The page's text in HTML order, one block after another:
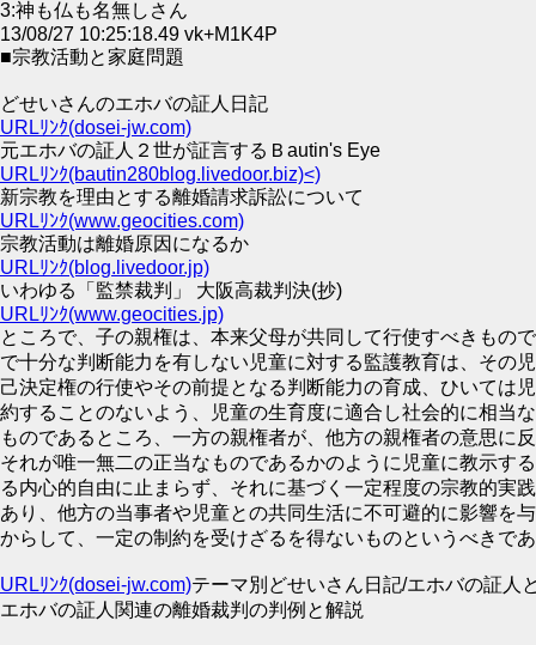
3:神も仏も名無しさん
13/08/27 10:25:18.49 vk+M1K4P
■宗教活動と家庭問題
どせいさんのエホバの証人日記
URLﾘﾝｸ(dosei-jw.com)
元エホバの証人２世が証言するＢautin's Eye
URLﾘﾝｸ(bautin280blog.livedoor.biz)<)
新宗教を理由とする離婚請求訴訟について
URLﾘﾝｸ(www.geocities.com)
宗教活動は離婚原因になるか
URLﾘﾝｸ(blog.livedoor.jp)
いわゆる「監禁裁判」 大阪高裁判決(抄)
URLﾘﾝｸ(www.geocities.jp)
ところで、子の親権は、本来父母が共同して行使すべきもの
で十分な判断能力を有しない児童に対する監護教育は、その
己決定権の行使やその前提となる判断能力の育成、ひいては
約することのないよう、児童の生育度に適合し社会的に相当
ものであるところ、一方の親権者が、他方の親権者の意思に
それが唯一無二の正当なものであるかのように児童に教示す
る内心的自由に止まらず、それに基づく一定程度の宗教的実
あり、他方の当事者や児童との共同生活に不可避的に影響を
からして、一定の制約を受けざるを得ないものというべきで
URLﾘﾝｸ(dosei-jw.com)テーマ別どせいさん日記/エホバの証
エホバの証人関連の離婚裁判の判例と解説